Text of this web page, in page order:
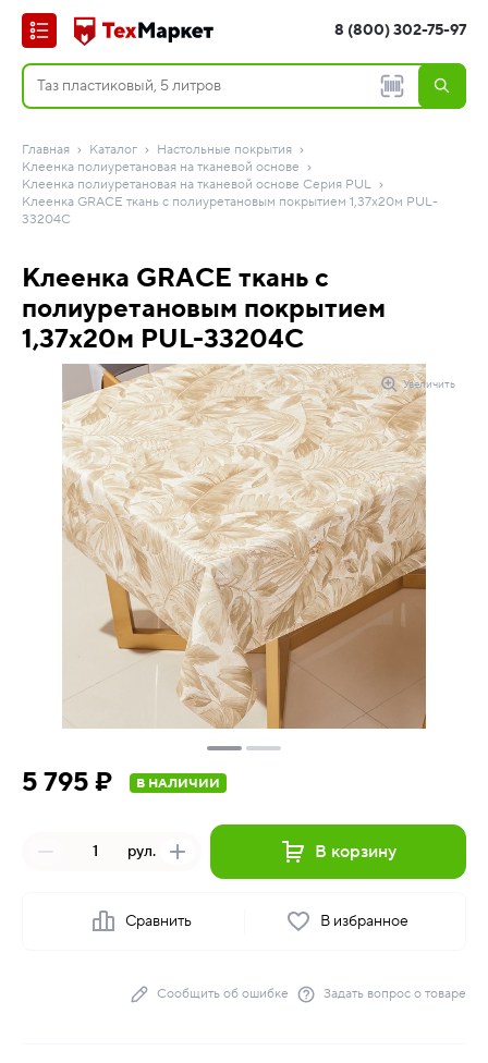
8 (800) 302-75-97
Главная Каталог
Настольные покрытия
Клеенка полиуретановая на тканевой основе
Клеенка полиуретановая на тканевой основе Серия PUL
Клеенка GRACE ткань с полиуретановым покрытием 1,37х20м PUL-
33204C
Клеенка GRACE ткань с
полиуретановым покрытием
1,37х20м PUL-33204C
Увеличить
5 795 ₽ В НАЛИЧИИ
рул. В корзину
Сравнить В избранное
Сообщить об ошибке Задать вопрос о товаре